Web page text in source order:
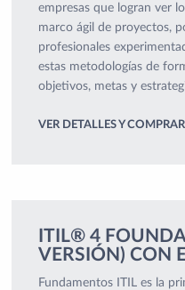
empresas que logran ver
marco ágil de proyectos,
profesionales
estas metodologías de
objetivos, metas y
VER DETALLES Y
ITIL® 4
VERSIÓN) CON
Fundamentos ITIL es la